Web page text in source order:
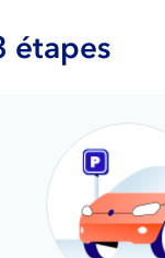
étapes